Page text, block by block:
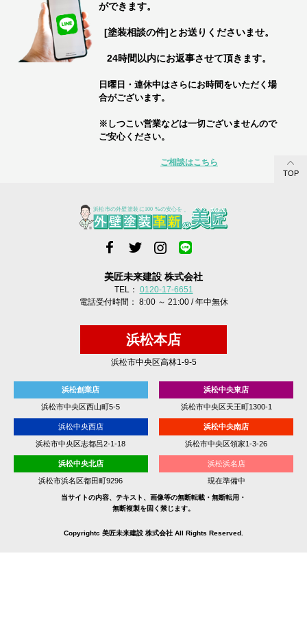
ができます。
[塗装相談の件]とお送りくださいませ。
24時間以内にお返事させて頂きます。
日曜日・連休中はさらにお時間をいただく場
合がございます。
※しつこい営業などは一切ございませんので
ご安心ください。
ご相談はこちら
TOP
美匠未来建設 株式会社
TEL： 0120-17-6651
電話受付時間： 8:00 ～ 21:00 / 年中無休
浜松本店
浜松市中央区高林1-9-5
浜松創業店
浜松市中央区西山町5-5
浜松中央東店
浜松市中央区天王町1300-1
浜松中央西店
浜松市中央区志都呂2-1-18
浜松中央南店
浜松市中央区領家1-3-26
浜松中央北店
浜松市浜名区都田町9296
浜松浜名店
現在準備中
当サイトの内容、テキスト、画像等の無断転載・無断転用・
無断複製を固く禁じます。
Copyrightc 美匠未来建設 株式会社 All Rights Reserved.